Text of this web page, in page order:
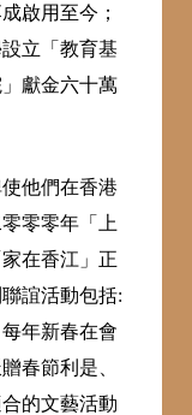
啟用至今；
立「教育基
獻金六十萬
他們在香港
零零年「上
在香江」正
誼活動包括:
年新春在會
春節利是、
的文藝活動